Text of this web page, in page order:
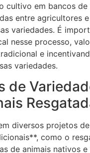
cultivo em bancos de
entre agricultores
variedades. É
nesse processo,
e
variedades.
de
diversos projetos
como o
de animais nativos